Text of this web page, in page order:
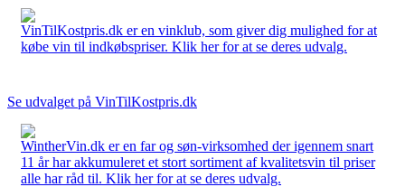
VinTilKostpris.dk er en vinklub, som giver dig mulighed for at
købe vin til indkøbspriser. Klik her for at se deres udvalg.
Se udvalget på VinTilKostpris.dk
WintherVin.dk er en far og søn-virksomhed der igennem snart
11 år har akkumuleret et stort sortiment af kvalitetsvin til priser
alle har råd til. Klik her for at se deres udvalg.